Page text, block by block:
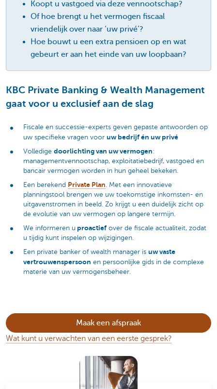
Koopt u vastgoed via deze vennootschap?
Of hoe brengt u het vermogen fiscaal
vriendelijk over naar ‘uw privé’?
Hoe bouwt u een extra pensioen op en wat
gebeurt er aan het einde van uw loopbaan?
KBC Private Banking & Wealth Management
gaat voor u exclusief aan de slag
Fiscale en successie-experts geven gepaste antwoorden op
uw specifieke vragen voor uw bedrijf én uw privé
Volledige doorlichting van uw vermogen:
managementvennootschap, exploitatiebedrijf, vastgoed en
bancair vermogen worden in hun geheel bekeken.
Een berekend Private Plan. Met een innovatieve
planningstool brengen we uw toekomstige inkomsten- en
uitgavenstromen in beeld. Zo krijgt u een duidelijk zicht op
de evolutie van uw vermogen op langere termijn.
We informeren u proactief over de fiscale actualiteit, zodat
u tijdig kunt inspelen op wijzigingen.
Een private banker of wealth manager is uw vaste
vertrouwenspersoon en persoonlijke gids in de complexe
materie van uw vermogensbeheer.
Maak een afspraak
Wat kunt u verwachten van een eerste gesprek?